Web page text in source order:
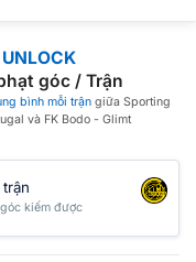
UNLOCK
góc / Trận
bình mỗi trậngiữa Sporting
và FK Bodo - Glimt
trận
góc kiếm được